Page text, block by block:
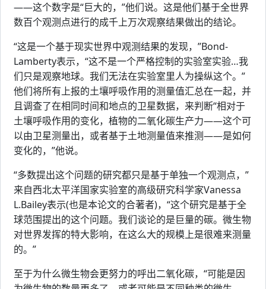
——这个数字是“巨大的，”他们说。这是他们基于全世界
数百个观测点进行的成千上万次观察结果做出的结论。
“这是一个基于现实世界中观测结果的发现，”Bond-
Lamberty表示，“这不是一个严格控制的实验室实验…我
们只是观察地球。我们无法在实验室里人为操纵这个。”
他们将所有上报的土壤呼吸作用的测量值汇总在一起，并
且调查了在相同时间和地点的卫星数据，来判断“相对于
土壤呼吸作用的变化，植物的二氧化碳生产力——这个可
以由卫星测量出，或者基于土地测量值来推测——是如何
变化的，”他说。
“多数提出这个问题的研究都只是基于单独一个观测点，”
来自西北太平洋国家实验室的高级研究科学家Vanessa
L.Bailey表示(也是本论文的合著者)，“这个研究是基于全
球范围提出的这个问题。我们谈论的是巨量的碳。微生物
对世界发挥的特大影响，在这么大的规模上是很难来测量
的。”
至于为什么微生物会更努力的呼出二氧化碳，“可能是因